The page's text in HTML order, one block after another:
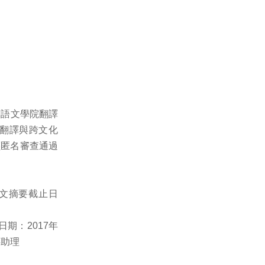
文學院翻譯
譯與跨文化
名審查通過
摘要截止日
期：2017年
理